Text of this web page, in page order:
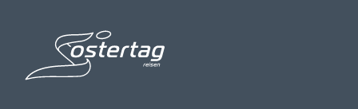
zu einem unvergesslichen Ziel für alle, die die Schönheit
der Natur schätzen.
kombiniert mit der Möglichkeit, die faszinierende alpine
Landschaft und die vielfältigen Freizeitmöglichkeiten zu
erleben, macht dieses Ziel zu einem unvergesslichen
Erlebnis für alle, die diese beeindruckende Destination